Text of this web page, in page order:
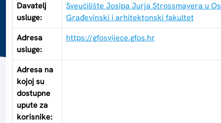
Davatelj
usluge:
Sveučilište Josipa Jurja Strossmayera u
Građevinski i arhitektonski fakultet
Adresa
usluge:
https://gfosvijece.gfos.hr
Adresa na
kojoj su
dostupne
upute za
korisnike: